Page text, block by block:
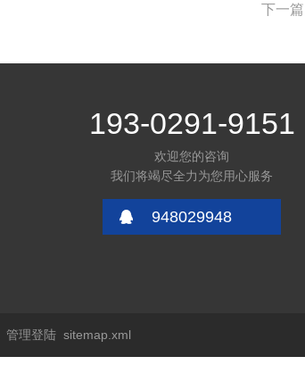
下一篇
193-0291-9151
欢迎您的咨询
我们将竭尽全力为您用心服务
948029948
管理登陆 sitemap.xml